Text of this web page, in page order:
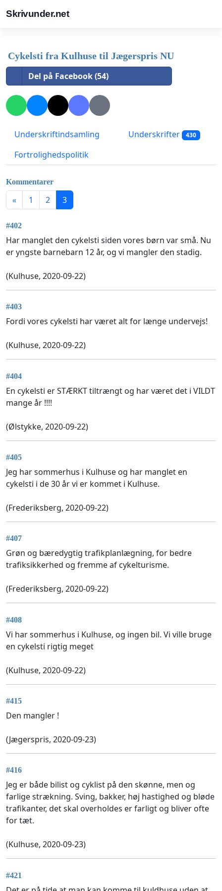
Skrivunder.net
Cykelsti fra Kulhuse til Jægerspris NU
Del på Facebook (54)
Underskriftindsamling Underskrifter 430
Fortrolighedspolitik
Kommentarer
« 1 2 3
#402
Har manglet den cykelsti siden vores børn var små. Nu
er yngste barnebarn 12 år, og vi mangler den stadig.
(Kulhuse, 2020-09-22)
#403
Fordi vores cykelsti har været alt for længe undervejs!
(Kulhuse, 2020-09-22)
#404
En cykelsti er STÆRKT tiltrængt og har været det i VILDT
mange år !!!!
(Ølstykke, 2020-09-22)
#405
Jeg har sommerhus i Kulhuse og har manglet en
cykelsti i de 30 år vi er kommet i Kulhuse.
(Frederiksberg, 2020-09-22)
#407
Grøn og bæredygtig trafikplanlægning, for bedre
trafiksikkerhed og fremme af cykelturisme.
(Frederiksberg, 2020-09-22)
#408
Vi har sommerhus i Kulhuse, og ingen bil. Vi ville bruge
en cykelsti rigtig meget
(Kulhuse, 2020-09-22)
#415
Den mangler !
(Jægerspris, 2020-09-23)
#416
Jeg er både bilist og cyklist på den skønne, men og
farlige strækning. Sving, bakker, høj hastighed og bløde
trafikanter, det skal overholdes er farligt og bliver ofte
for tæt.
(Kulhuse, 2020-09-23)
#421